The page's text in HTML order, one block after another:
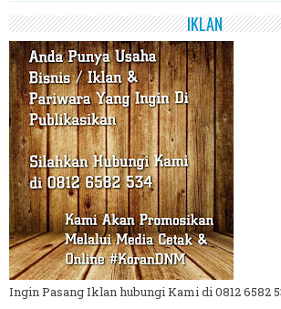
IKLAN
Ingin Pasang Iklan hubungi Kami di 0812 6582